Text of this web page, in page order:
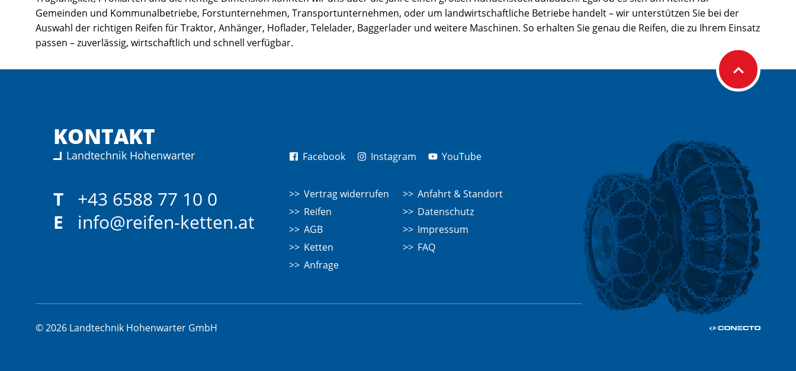
Gemeinden und Kommunalbetriebe, Forstunternehmen, Transportunternehmen, oder um landwirtschaftliche Betriebe handelt – wir unterstützen Sie bei der
Auswahl der richtigen Reifen für Traktor, Anhänger, Hoflader, Telelader, Baggerlader und weitere Maschinen. So erhalten Sie genau die Reifen, die zu Ihrem Einsatz
passen – zuverlässig, wirtschaftlich und schnell verfügbar.
KONTAKT
Landtechnik Hohenwarter
T
+43 6588 77 10 0
E
info@reifen-ketten.at
Facebook Instagram YouTube
Vertrag widerrufen
Reifen
AGB
Ketten
Anfrage
Anfahrt & Standort
Datenschutz
Impressum
FAQ
© 2026 Landtechnik Hohenwarter GmbH